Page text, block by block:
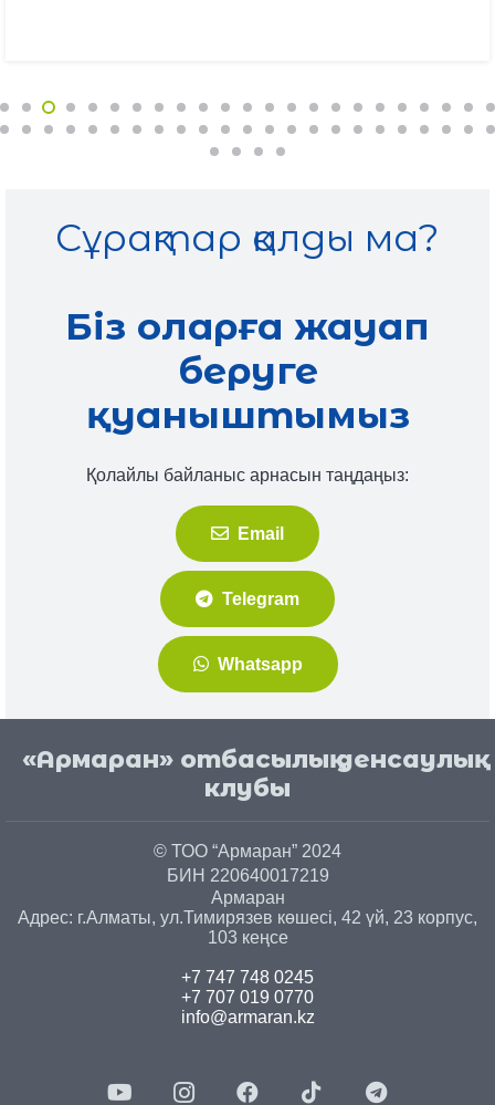
Сұрақтар қалды ма?
Біз оларға жауап
беруге
қуаныштымыз
Қолайлы байланыс арнасын таңдаңыз:
Email
Telegram
Whatsapp
«Армаран» отбасылық денсаулық
клубы
© ТОО “Армаран” 2024
БИН 220640017219
Армаран
Адрес: г.Алматы, ул.Тимирязев көшесі, 42 үй, 23 корпус,
103 кеңсе
+7 747 748 0245
+7 707 019 0770
info@armaran.kz